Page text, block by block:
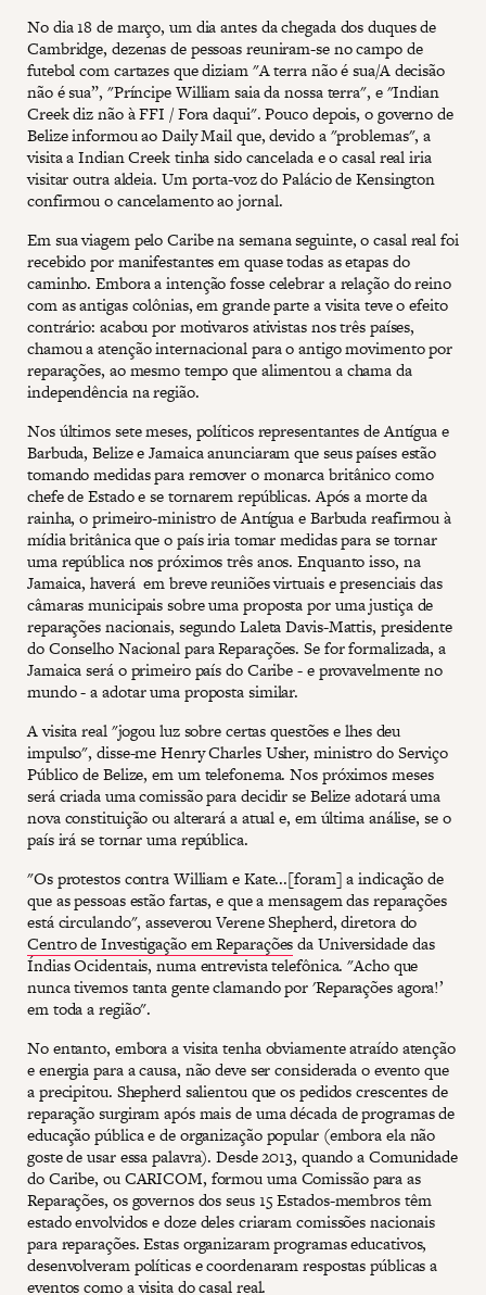
No dia 18 de março, um dia antes da chegada dos duques de
Cambridge, dezenas de pessoas reuniram-se no campo de
futebol com cartazes que diziam "A terra não é sua/A decisão
não é sua”, "Príncipe William saia da nossa terra", e "Indian
Creek diz não à FFI / Fora daqui". Pouco depois, o governo de
Belize informou ao Daily Mail que, devido a "problemas", a
visita a Indian Creek tinha sido cancelada e o casal real iria
visitar outra aldeia. Um porta-voz do Palácio de Kensington
confirmou o cancelamento ao jornal.
Em sua viagem pelo Caribe na semana seguinte, o casal real foi
recebido por manifestantes em quase todas as etapas do
caminho. Embora a intenção fosse celebrar a relação do reino
com as antigas colônias, em grande parte a visita teve o efeito
contrário: acabou por motivaros ativistas nos três países,
chamou a atenção internacional para o antigo movimento por
reparações, ao mesmo tempo que alimentou a chama da
independência na região.
Nos últimos sete meses, políticos representantes de Antígua e
Barbuda, Belize e Jamaica anunciaram que seus países estão
tomando medidas para remover o monarca britânico como
chefe de Estado e se tornarem repúblicas. Após a morte da
rainha, o primeiro-ministro de Antígua e Barbuda reafirmou à
mídia britânica que o país iria tomar medidas para se tornar
uma república nos próximos três anos. Enquanto isso, na
Jamaica, haverá em breve reuniões virtuais e presenciais das
câmaras municipais sobre uma proposta por uma justiça de
reparações nacionais, segundo Laleta Davis-Mattis, presidente
do Conselho Nacional para Reparações. Se for formalizada, a
Jamaica será o primeiro país do Caribe - e provavelmente no
mundo - a adotar uma proposta similar.
A visita real "jogou luz sobre certas questões e lhes deu
impulso", disse-me Henry Charles Usher, ministro do Serviço
Público de Belize, em um telefonema. Nos próximos meses
será criada uma comissão para decidir se Belize adotará uma
nova constituição ou alterará a atual e, em última análise, se o
país irá se tornar uma república.
"Os protestos contra William e Kate...[foram] a indicação de
que as pessoas estão fartas, e que a mensagem das reparações
está circulando", asseverou Verene Shepherd, diretora do
Centro de Investigação em Reparaçõesda Universidade das
Índias Ocidentais, numa entrevista telefônica. "Acho que
nunca tivemos tanta gente clamando por 'Reparações agora!’
em toda a região".
No entanto, embora a visita tenha obviamente atraído atenção
e energia para a causa, não deve ser considerada o evento que
a precipitou. Shepherd salientou que os pedidos crescentes de
reparação surgiram após mais de uma década de programas de
educação pública e de organização popular (embora ela não
goste de usar essa palavra). Desde 2013, quando a Comunidade
do Caribe, ou CARICOM, formou uma Comissão para as
Reparações, os governos dos seus 15 Estados-membros têm
estado envolvidos e doze deles criaram comissões nacionais
para reparações. Estas organizaram programas educativos,
desenvolveram políticas e coordenaram respostas públicas a
eventos como a visita do casal real.